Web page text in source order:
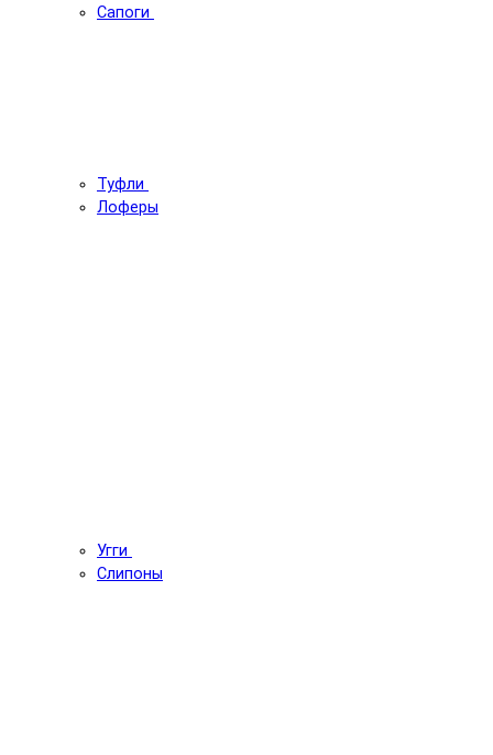
Сапоги
Туфли
Лоферы
Угги
Слипоны